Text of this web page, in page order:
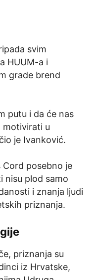
svim
HUUM-a i
grade brend
putu i da će nas
motivirati u
je Ivanković.
posebno je
nisu plod samo
i znanja ljudi
priznanja.
priznanja su
iz Hrvatske,